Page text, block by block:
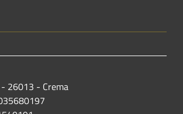
26013 - Crema